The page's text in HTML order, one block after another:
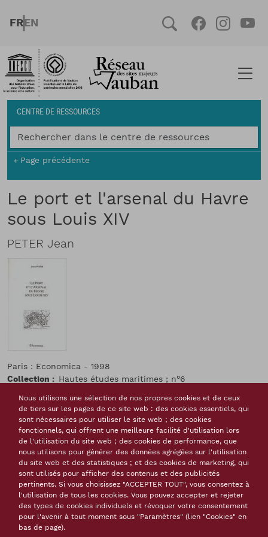
FRENCH
ENGLISH
Social
Fil d'Ariane
CENTRE DE RESSOURCES
Page précédente
Le port et l'arsenal du Havre
sous Louis XIV
PETER Jean
Paris : Economica - 1998
Collection
Hautes études maritimes ; n°6
Notes
Bibliogr. p. 221-224. Index
Isbn
2-7178-3017-0
Issn
1258-2069
Langue(s) de la ressource
français
Monographies, livres
Thème(s)
Vauban
Œuvre civile
Tags
port
le Havre chantier de construction
génie civil
Vauban
Nous utilisons une sélection de nos propres cookies et de ceux
de tiers sur les pages de ce site web : des cookies essentiels, qui
sont nécessaires pour utiliser le site web ; des cookies
fonctionnels, qui offrent une meilleure facilité d'utilisation lors
de l'utilisation du site web ; des cookies de performance, que
nous utilisons pour générer des données agrégées sur l'utilisation
du site web et des statistiques ; et des cookies de marketing, qui
sont utilisés pour afficher des contenus et des publicités
pertinents. Si vous choisissez "ACCEPTER TOUT", vous consentez à
l'utilisation de tous les cookies. Vous pouvez accepter et rejeter
des types de cookies individuels et révoquer votre consentement
pour l'avenir à tout moment sous "Paramètres" (lien "Cookies" en
bas de page).